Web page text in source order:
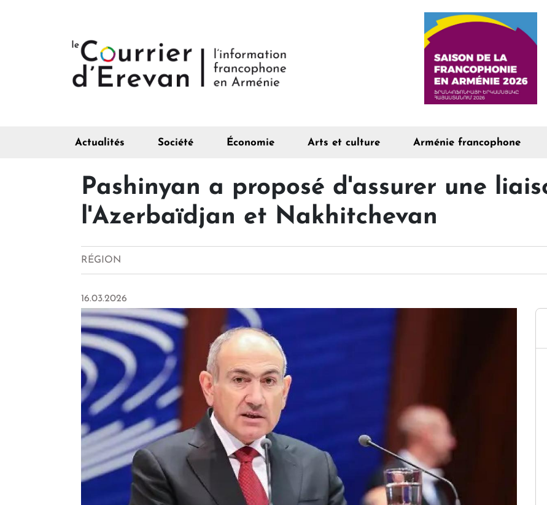
Actualités Société Économie Arts et culture Arménie francophone
Pashinyan a proposé d'assurer une
l'Azerbaïdjan et Nakhitchevan
RÉGION
16.03.2026